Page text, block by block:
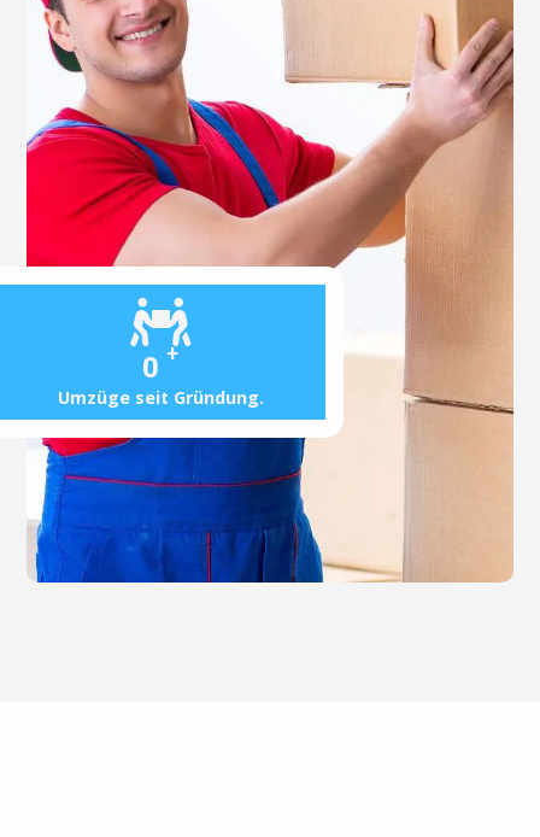
0 +
Umzüge seit Gründung.